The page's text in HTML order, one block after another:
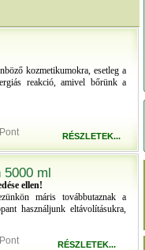
kozmetikumokra, esetleg a
reakció, amivel bőrünk a
Pont RÉSZLETEK...
5000 ml
ellen!
máris továbbutaznak a
használjunk eltávolításukra,
Pont RÉSZLETEK...